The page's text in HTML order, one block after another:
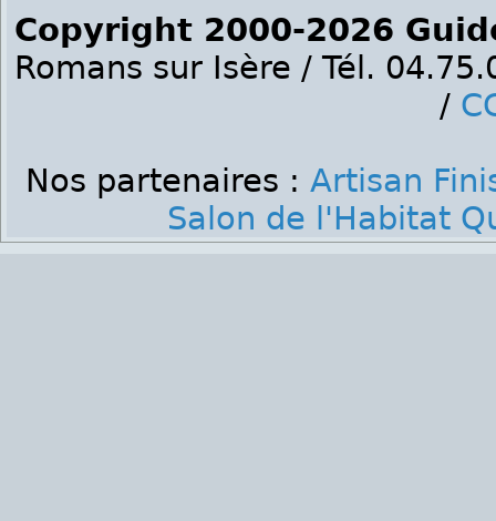
Copyright 2000-2026
Romans sur Isère / Tél.
/
Nos partenaires : Artisan
Salon de l'Habitat